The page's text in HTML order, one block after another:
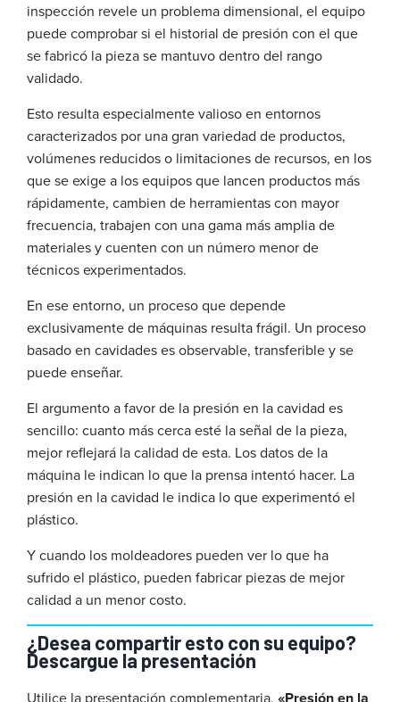
inspección revele un problema dimensional, el equipo
puede comprobar si el historial de presión con el que
se fabricó la pieza se mantuvo dentro del rango
validado.
Esto resulta especialmente valioso en entornos
caracterizados por una gran variedad de productos,
volúmenes reducidos o limitaciones de recursos, en los
que se exige a los equipos que lancen productos más
rápidamente, cambien de herramientas con mayor
frecuencia, trabajen con una gama más amplia de
materiales y cuenten con un número menor de
técnicos experimentados.
En ese entorno, un proceso que depende
exclusivamente de máquinas resulta frágil. Un proceso
basado en cavidades es observable, transferible y se
puede enseñar.
El argumento a favor de la presión en la cavidad es
sencillo: cuanto más cerca esté la señal de la pieza,
mejor reflejará la calidad de esta. Los datos de la
máquina le indican lo que la prensa intentó hacer. La
presión en la cavidad le indica lo que experimentó el
plástico.
Y cuando los moldeadores pueden ver lo que ha
sufrido el plástico, pueden fabricar piezas de mejor
calidad a un menor costo.
¿Desea compartir esto con su equipo?
Descargue la presentación